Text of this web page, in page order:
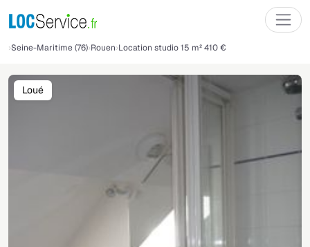
Seine-Maritime (76) Rouen Location studio 15 m² 410 €
Loué